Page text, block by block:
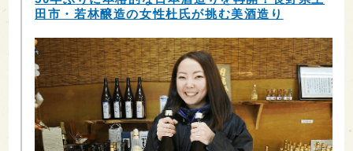
田市・若林醸造の女性杜氏が挑む美酒造り